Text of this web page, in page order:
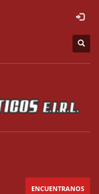
ENCUENTRANOS